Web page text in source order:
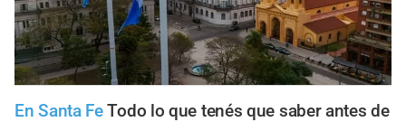
En Santa FeTodo lo que tenés que saber antes de